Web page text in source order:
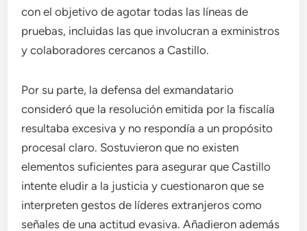
con el objetivo de agotar todas las líneas de
pruebas, incluidas las que involucran a exministros
y colaboradores cercanos a Castillo.
Por su parte, la defensa del exmandatario
consideró que la resolución emitida por la fiscalía
resultaba excesiva y no respondía a un propósito
procesal claro. Sostuvieron que no existen
elementos suficientes para asegurar que Castillo
intente eludir a la justicia y cuestionaron que se
interpreten gestos de líderes extranjeros como
señales de una actitud evasiva. Añadieron además